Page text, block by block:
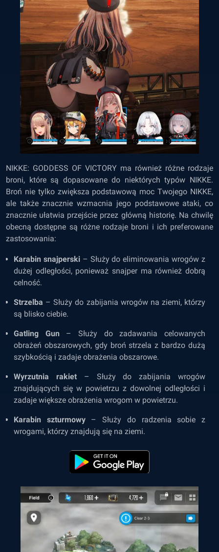
NIKKE: GODDESS OF VICTORY ma również różne rodzaje
broni, które są dopasowane do niektórych typów NIKKE.
Broń nie tylko zwiększa podstawową moc Twojego NIKKE,
ale także znacznie wzmacnia jego podstawowe ataki, co
znacznie ułatwia przejście przez główną historię. Na chwilę
obecną dostępne są różne rodzaje broni i ich preferowane
zastosowania:
Karabin snajperski– Służy do eliminowania wrogów z
dużej odległości, ponieważ snajper ma również dobrą
celność.
Strzelba – Służy do zabijania wrogów na ziemi, którzy
są blisko ciebie.
Gatling Gun – Służy do zadawania celowanych
obrażeń obszarowych, gdy broń strzela z bardzo dużą
szybkością i zadaje obrażenia obszarowe.
Wyrzutnia rakiet– Służy do zabijania wrogów
znajdujących się w powietrzu z dowolnej odległości i
zadaje większe obrażenia wrogom w powietrzu.
Karabin szturmowy– Służy do radzenia sobie z
wrogami, którzy znajdują się na ziemi.